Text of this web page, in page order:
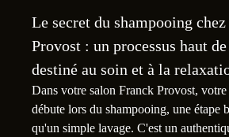
Le secret du shampooing
Provost : un processus haut
destiné au soin et à la
Dans votre salon Franck Provost, votre
débute lors du shampooing, une étape
qu'un simple lavage. C'est un